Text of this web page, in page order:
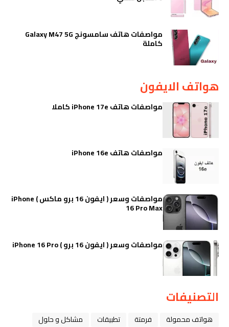
مواصفات هاتف سامسونج Galaxy M47 5G
كاملة
هواتف الايفون
مواصفات هاتف iPhone 17e كاملا
مواصفات هاتف iPhone 16e
مواصفات وسعر ( ايفون 16 برو ماكس ) iPhone
16 Pro Max
مواصفات وسعر ( ايفون 16 برو ) iPhone 16 Pro
التصنيفات
هواتف محمولة فرمتة تطبيقات
مشاكل و حلول